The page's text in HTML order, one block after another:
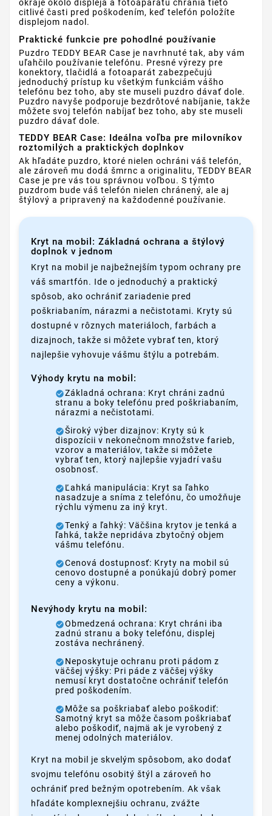
okraje okolo displeja a fotoaparátu chránia tieto
citlivé časti pred poškodením, keď telefón položíte
displejom nadol.
Praktické funkcie pre pohodlné používanie
Puzdro TEDDY BEAR Case je navrhnuté tak, aby vám
uľahčilo používanie telefónu. Presné výrezy pre
konektory, tlačidlá a fotoaparát zabezpečujú
jednoduchý prístup ku všetkým funkciám vášho
telefónu bez toho, aby ste museli puzdro dávať dole.
Puzdro navyše podporuje bezdrôtové nabíjanie, takže
môžete svoj telefón nabíjať bez toho, aby ste museli
puzdro dávať dole.
TEDDY BEAR Case: Ideálna voľba pre milovníkov
roztomilých a praktických doplnkov
Ak hľadáte puzdro, ktoré nielen ochráni váš telefón,
ale zároveň mu dodá šmrnc a originalitu, TEDDY BEAR
Case je pre vás tou správnou voľbou. S týmto
puzdrom bude váš telefón nielen chránený, ale aj
štýlový a pripravený na každodenné používanie.
Kryt na mobil: Základná ochrana a štýlový
doplnok v jednom
Kryt na mobil je najbežnejším typom ochrany pre
váš smartfón. Ide o jednoduchý a praktický
spôsob, ako ochrániť zariadenie pred
poškriabaním, nárazmi a nečistotami. Kryty sú
dostupné v rôznych materiáloch, farbách a
dizajnoch, takže si môžete vybrať ten, ktorý
najlepšie vyhovuje vášmu štýlu a potrebám.
Výhody krytu na mobil:
Základná ochrana: Kryt chráni zadnú
stranu a boky telefónu pred poškriabaním,
nárazmi a nečistotami.
Široký výber dizajnov: Kryty sú k
dispozícii v nekonečnom množstve farieb,
vzorov a materiálov, takže si môžete
vybrať ten, ktorý najlepšie vyjadrí vašu
osobnosť.
Ľahká manipulácia: Kryt sa ľahko
nasadzuje a sníma z telefónu, čo umožňuje
rýchlu výmenu za iný kryt.
Tenký a ľahký: Väčšina krytov je tenká a
ľahká, takže nepridáva zbytočný objem
vášmu telefónu.
Cenová dostupnosť: Kryty na mobil sú
cenovo dostupné a ponúkajú dobrý pomer
ceny a výkonu.
Nevýhody krytu na mobil:
Obmedzená ochrana: Kryt chráni iba
zadnú stranu a boky telefónu, displej
zostáva nechránený.
Neposkytuje ochranu proti pádom z
väčšej výšky: Pri páde z väčšej výšky
nemusí kryt dostatočne ochrániť telefón
pred poškodením.
Môže sa poškriabať alebo poškodiť:
Samotný kryt sa môže časom poškriabať
alebo poškodiť, najmä ak je vyrobený z
menej odolných materiálov.
Kryt na mobil je skvelým spôsobom, ako dodať
svojmu telefónu osobitý štýl a zároveň ho
ochrániť pred bežným opotrebením. Ak však
hľadáte komplexnejšiu ochranu, zvážte